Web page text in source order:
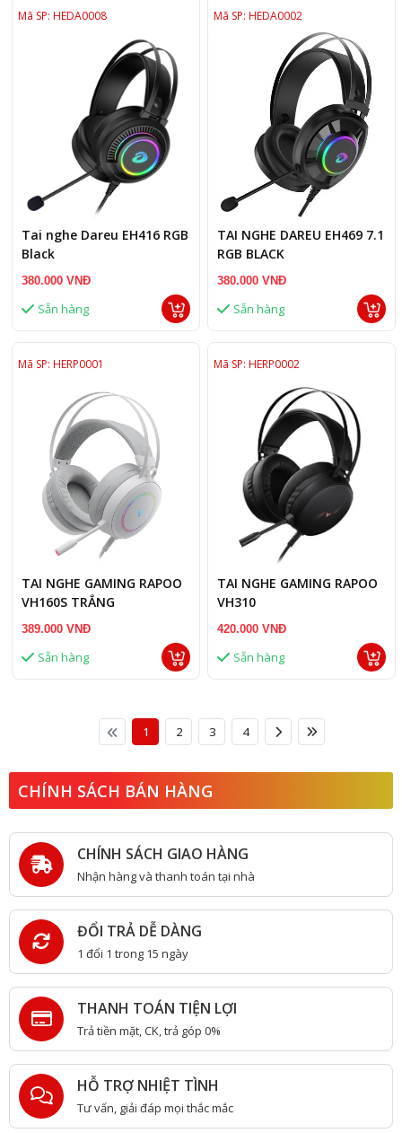
Mã SP: HEDA0008
Tai nghe Dareu EH416 RGB
Black
380.000 VNĐ
Sẵn hàng
Mã SP: HEDA0002
TAI NGHE DAREU EH469 7.1
RGB BLACK
380.000 VNĐ
Sẵn hàng
Mã SP: HERP0001
TAI NGHE GAMING RAPOO
VH160S TRẮNG
389.000 VNĐ
Sẵn hàng
Mã SP: HERP0002
TAI NGHE GAMING RAPOO
VH310
420.000 VNĐ
Sẵn hàng
1 2 3 4
CHÍNH SÁCH BÁN HÀNG
CHÍNH SÁCH GIAO HÀNG
Nhận hàng và thanh toán tại nhà
ĐỔI TRẢ DỄ DÀNG
1 đổi 1 trong 15 ngày
THANH TOÁN TIỆN LỢI
Trả tiền mặt, CK, trả góp 0%
HỖ TRỢ NHIỆT TÌNH
Tư vấn, giải đáp mọi thắc mắc